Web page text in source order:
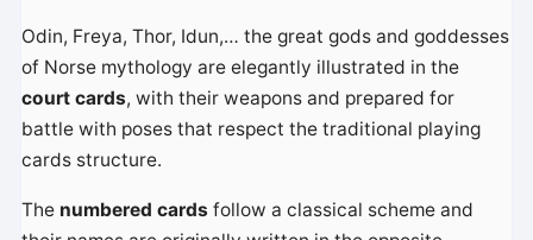
Odin, Freya, Thor, Idun,… the great gods and goddesses
of Norse mythology are elegantly illustrated in the
court cards, with their weapons and prepared for
battle with poses that respect the traditional playing
cards structure.
The numbered cards follow a classical scheme and